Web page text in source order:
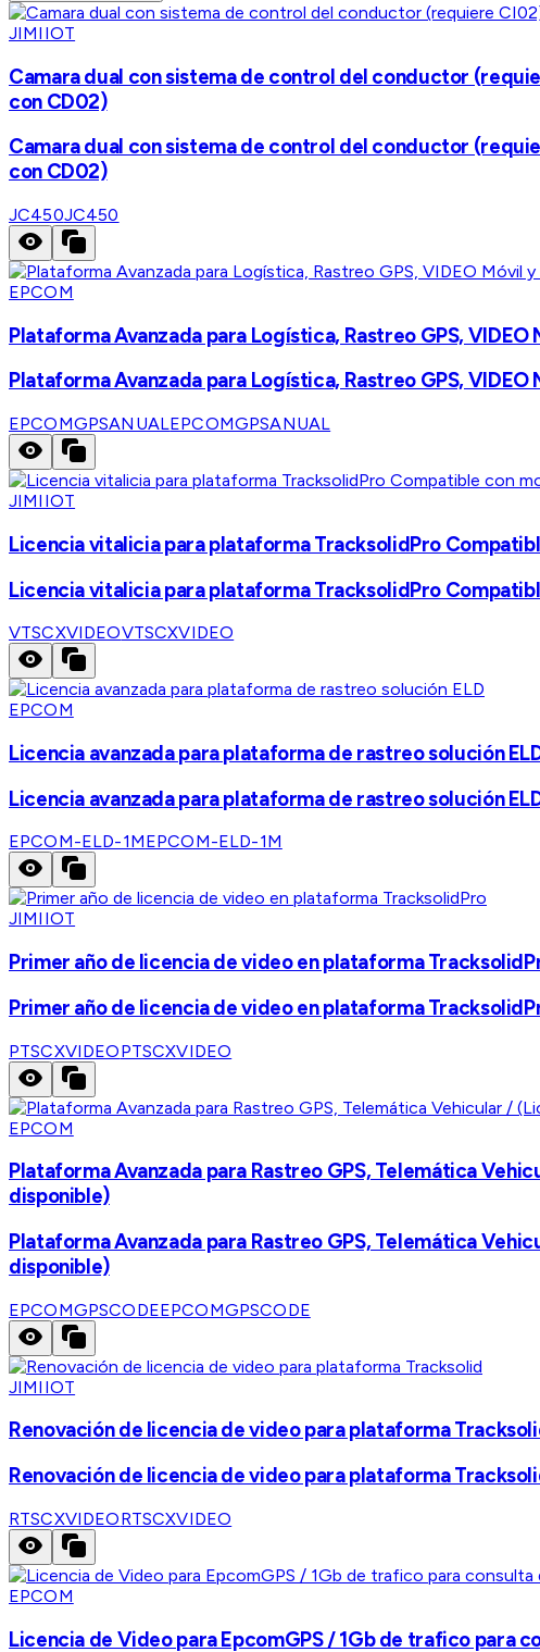
JIMIIOT
Camara dual con sistema de control del conductor
con CD02)
Camara dual con sistema de control del conductor
con CD02)
JC450JC450
EPCOM
Plataforma Avanzada para Logística, Rastreo GPS,
Plataforma Avanzada para Logística, Rastreo GPS,
EPCOMGPSANUALEPCOMGPSANUAL
JIMIIOT
Licencia vitalicia para plataforma TracksolidPro
Licencia vitalicia para plataforma TracksolidPro
VTSCXVIDEOVTSCXVIDEO
EPCOM
Licencia avanzada para plataforma de rastreo solución
Licencia avanzada para plataforma de rastreo solución
EPCOM-ELD-1MEPCOM-ELD-1M
JIMIIOT
Primer año de licencia de video en plataforma
Primer año de licencia de video en plataforma
PTSCXVIDEOPTSCXVIDEO
EPCOM
Plataforma Avanzada para Rastreo GPS, Telemática
disponible)
Plataforma Avanzada para Rastreo GPS, Telemática
disponible)
EPCOMGPSCODEEPCOMGPSCODE
JIMIIOT
Renovación de licencia de video para plataforma
Renovación de licencia de video para plataforma
RTSCXVIDEORTSCXVIDEO
EPCOM
Licencia de Video para EpcomGPS / 1Gb de trafico para